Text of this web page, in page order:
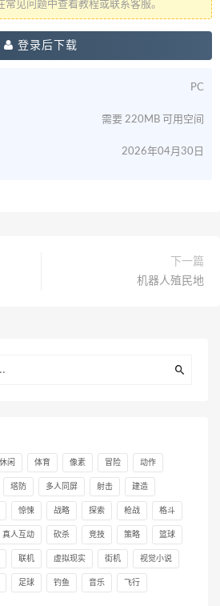
见问题中查看教程或联系客服。
登录后下载
PC
需要 220MB 可用空间
2026年04月30日
下一篇
机器人殖民地
休闲 体育 像素 冒险 动作
塔防 多人同屏 射击 建造
惊悚 战略 探索 枪战 格斗
真人互动 砍杀 竞技 策略 篮球
联机 虚拟现实 街机 视觉小说
足球 钓鱼 音乐 飞行